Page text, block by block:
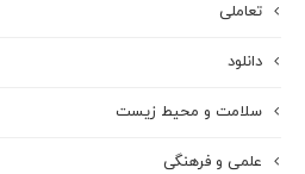
تعاملی
دانلود
سلامت و محیط زیست
علمی و فرهنگی